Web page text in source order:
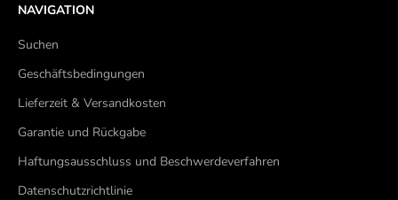
NAVIGATION
Suchen
Geschäftsbedingungen
Lieferzeit & Versandkosten
Garantie und Rückgabe
Haftungsausschluss und Beschwerdeverfahren
Datenschutzrichtlinie